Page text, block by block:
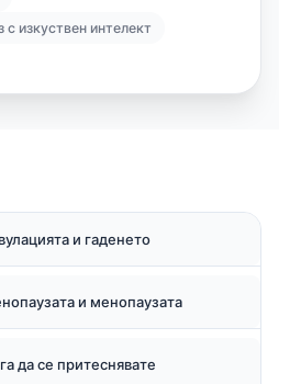
с изкуствен интелект
и гаденето
и менопаузата
да се притеснявате